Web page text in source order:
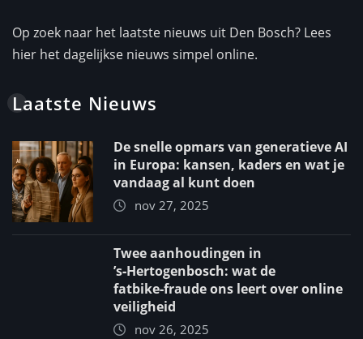
Op zoek naar het laatste nieuws uit Den Bosch? Lees
hier het dagelijkse nieuws simpel online.
Laatste Nieuws
De snelle opmars van generatieve AI
in Europa: kansen, kaders en wat je
vandaag al kunt doen
nov 27, 2025
Twee aanhoudingen in
’s‑Hertogenbosch: wat de
fatbike‑fraude ons leert over online
veiligheid
nov 26, 2025